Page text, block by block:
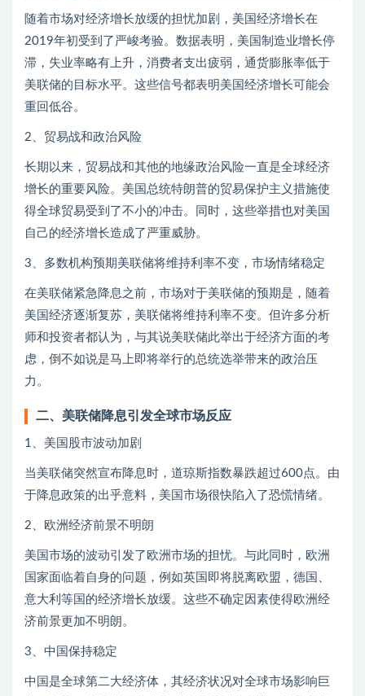
随着市场对经济增长放缓的担忧加剧，美国经济增长在
2019年初受到了严峻考验。数据表明，美国制造业增长停
滞，失业率略有上升，消费者支出疲弱，通货膨胀率低于
美联储的目标水平。这些信号都表明美国经济增长可能会
重回低谷。
2、贸易战和政治风险
长期以来，贸易战和其他的地缘政治风险一直是全球经济
增长的重要风险。美国总统特朗普的贸易保护主义措施使
得全球贸易受到了不小的冲击。同时，这些举措也对美国
自己的经济增长造成了严重威胁。
3、多数机构预期美联储将维持利率不变，市场情绪稳定
在美联储紧急降息之前，市场对于美联储的预期是，随着
美国经济逐渐复苏，美联储将维持利率不变。但许多分析
师和投资者都认为，与其说美联储此举出于经济方面的考
虑，倒不如说是马上即将举行的总统选举带来的政治压
力。
二、美联储降息引发全球市场反应
1、美国股市波动加剧
当美联储突然宣布降息时，道琼斯指数暴跌超过600点。由
于降息政策的出乎意料，美国市场很快陷入了恐慌情绪。
2、欧洲经济前景不明朗
美国市场的波动引发了欧洲市场的担忧。与此同时，欧洲
国家面临着自身的问题，例如英国即将脱离欧盟，德国、
意大利等国的经济增长放缓。这些不确定因素使得欧洲经
济前景更加不明朗。
3、中国保持稳定
中国是全球第二大经济体，其经济状况对全球市场影响巨